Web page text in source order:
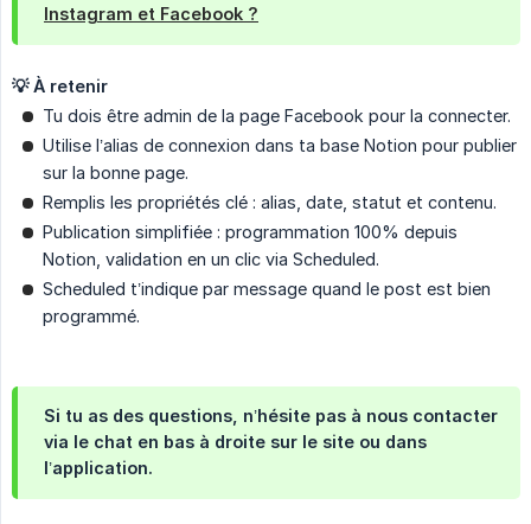
Instagram et Facebook ?
💡 À retenir
Tu dois être admin de la page Facebook pour la connecter.
Utilise l’alias de connexion dans ta base Notion pour publier
sur la bonne page.
Remplis les propriétés clé : alias, date, statut et contenu.
Publication simplifiée : programmation 100% depuis
Notion, validation en un clic via Scheduled.
Scheduled t’indique par message quand le post est bien
programmé.
Si tu as des questions, n’hésite pas à nous contacter
via le chat en bas à droite sur le site ou dans
l’application.